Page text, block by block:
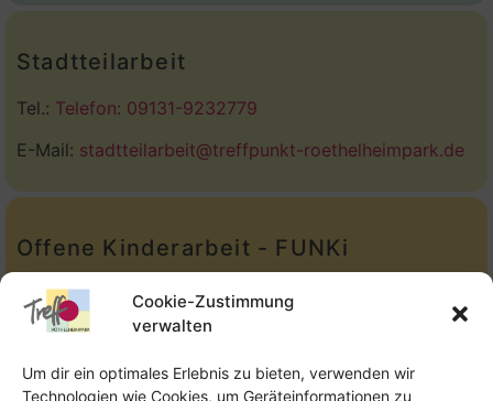
Cookie-Zustimmung
verwalten
Um dir ein optimales Erlebnis zu bieten, verwenden wir
Technologien wie Cookies, um Geräteinformationen zu
Stadtteilarbeit
Tel.: Telefon: 09131-9232779
E-Mail: stadtteilarbeit@treffpunkt-roethelheimpark.de
Offene Kinderarbeit - FUNKi
Tel.:Telefon: 09131-610749
E-Mail:oka@treffpunkt-roethelheimpark.de